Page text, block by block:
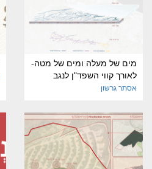
מים של מעלה ומים של מטה-
לאורך קווי השפד"ן לנגב
אסתר גרשון